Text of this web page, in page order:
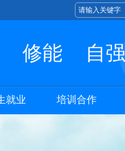
修能 自强
就业 培训合作